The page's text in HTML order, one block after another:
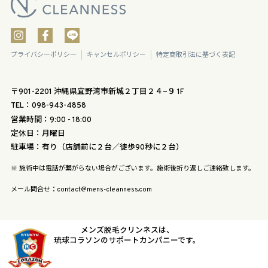
プライバシーポリシー キャンセルポリシー 特定商取引法に基づく表記
〒901-2201 沖縄県宜野湾市新城２丁目２４−９ 1F
TEL：098-943-4858
営業時間：9:00 - 18:00
定休日：月曜日
駐車場：有り（店舗前に２台／徒歩90秒に２台）
※ 施術中は電話が繋がらない場合がございます。施術後折り返しご連絡致します。
メール問合せ：contact@mens-cleanness.com
メンズ脱毛クリンネスは、
琉球コラソンのサポートカンパニーです。